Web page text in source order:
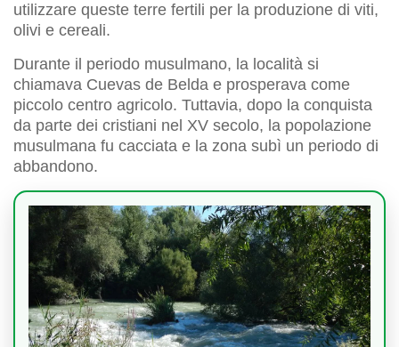
utilizzare queste terre fertili per la produzione di viti,
olivi e cereali.
Durante il periodo musulmano, la località si
chiamava Cuevas de Belda e prosperava come
piccolo centro agricolo. Tuttavia, dopo la conquista
da parte dei cristiani nel XV secolo, la popolazione
musulmana fu cacciata e la zona subì un periodo di
abbandono.